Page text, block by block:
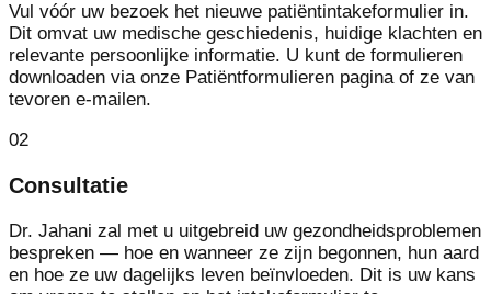
Vul vóór uw bezoek het nieuwe patiëntintakeformulier in.
Dit omvat uw medische geschiedenis, huidige klachten en
relevante persoonlijke informatie. U kunt de formulieren
downloaden via onze Patiëntformulieren pagina of ze van
tevoren e-mailen.
02
Consultatie
Dr. Jahani zal met u uitgebreid uw gezondheidsproblemen
bespreken — hoe en wanneer ze zijn begonnen, hun aard
en hoe ze uw dagelijks leven beïnvloeden. Dit is uw kans